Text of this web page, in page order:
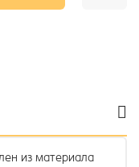
из материала